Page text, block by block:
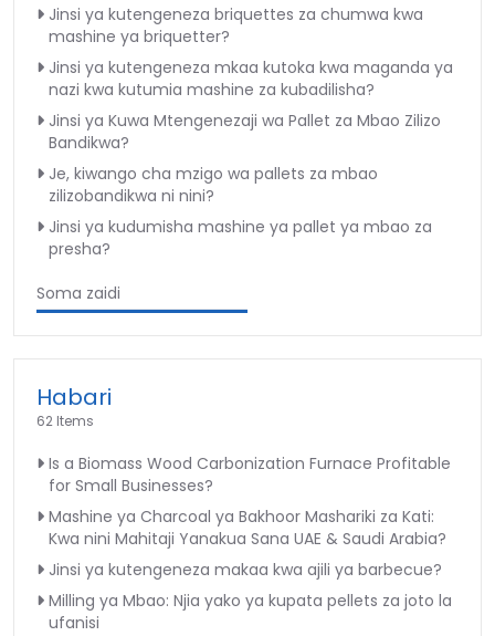
Jinsi ya kutengeneza briquettes za chumwa kwa
mashine ya briquetter?
Jinsi ya kutengeneza mkaa kutoka kwa maganda ya
nazi kwa kutumia mashine za kubadilisha?
Jinsi ya Kuwa Mtengenezaji wa Pallet za Mbao Zilizo
Bandikwa?
Je, kiwango cha mzigo wa pallets za mbao
zilizobandikwa ni nini?
Jinsi ya kudumisha mashine ya pallet ya mbao za
presha?
Soma zaidi
Habari
62 Items
Is a Biomass Wood Carbonization Furnace Profitable
for Small Businesses?
Mashine ya Charcoal ya Bakhoor Mashariki za Kati:
Kwa nini Mahitaji Yanakua Sana UAE & Saudi Arabia?
Jinsi ya kutengeneza makaa kwa ajili ya barbecue?
Milling ya Mbao: Njia yako ya kupata pellets za joto la
ufanisi